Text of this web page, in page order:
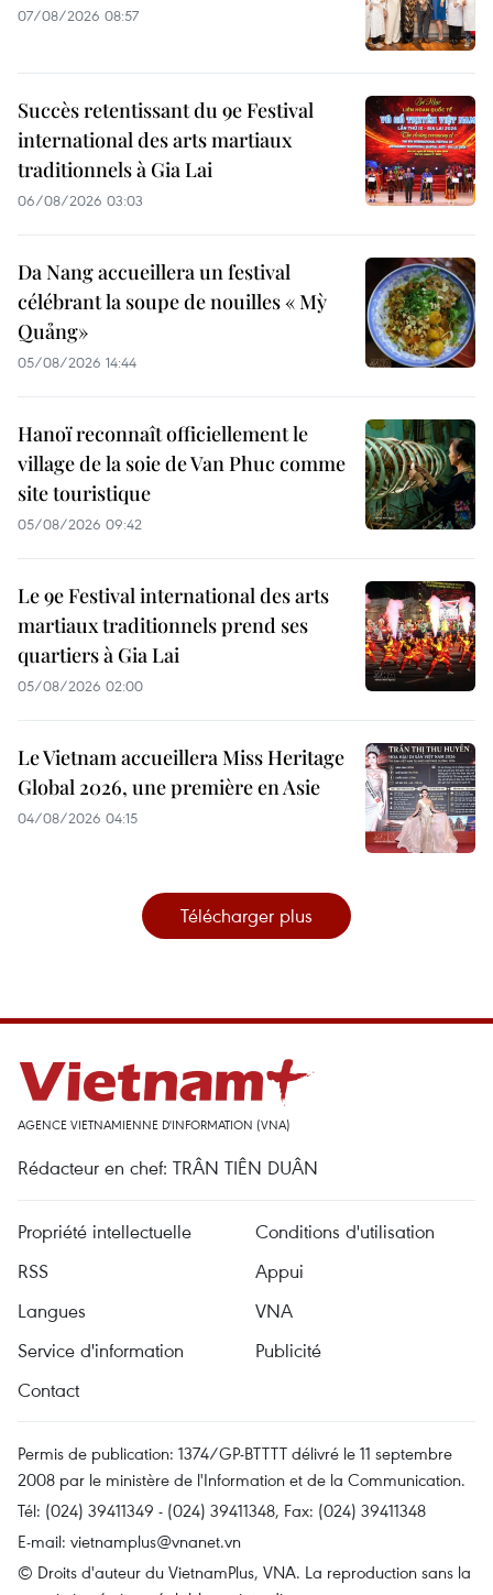
07/08/2026 08:57
Succès retentissant du 9e Festival
international des arts martiaux
traditionnels à Gia Lai
06/08/2026 03:03
Da Nang accueillera un festival
célébrant la soupe de nouilles « Mỳ
Quảng»
05/08/2026 14:44
Hanoï reconnaît officiellement le
village de la soie de Van Phuc comme
site touristique
05/08/2026 09:42
Le 9e Festival international des arts
martiaux traditionnels prend ses
quartiers à Gia Lai
05/08/2026 02:00
Le Vietnam accueillera Miss Heritage
Global 2026, une première en Asie
04/08/2026 04:15
Télécharger plus
AGENCE VIETNAMIENNE D'INFORMATION (VNA)
Rédacteur en chef: TRÂN TIÊN DUÂN
Propriété intellectuelle
Conditions d'utilisation
RSS
Appui
Langues
VNA
Service d'information
Publicité
Contact
Permis de publication: 1374/GP-BTTTT délivré le 11 septembre
2008 par le ministère de l'Information et de la Communication.
Tél: (024) 39411349 - (024) 39411348, Fax: (024) 39411348
E-mail: vietnamplus@vnanet.vn
© Droits d'auteur du VietnamPlus, VNA. La reproduction sans la